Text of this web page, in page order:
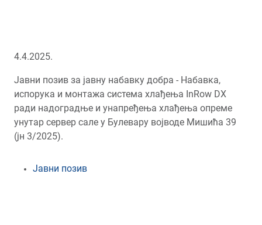
4.4.2025.
Јавни позив за јавну набавку добра - Набавка,
испорука и монтажа система хлађења InRow DX
ради надоградње и унапређења хлађења опреме
унутар сервер сале у Булевару војводе Мишића 39
(јн 3/2025).
Јавни позив